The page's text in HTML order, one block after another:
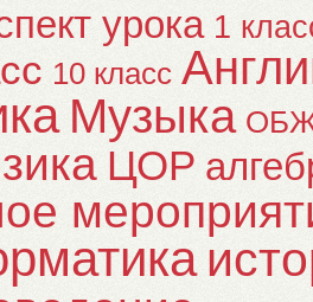
урока 1
10 класс
Музыка
ЦОР